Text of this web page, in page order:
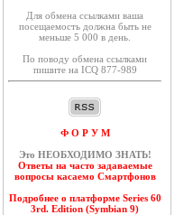
Для обмена ссылками ваша
посещаемость должна быть не
меньше 5 000 в день.
По поводу обмена ссылками
пишите на ICQ 877-989
Ф О Р У М
Это НЕОБХОДИМО ЗНАТЬ!
Ответы на часто задаваемые
вопросы касаемо Смартфонов
Подробнее о платформе Series 60
3rd. Edition (Symbian 9)